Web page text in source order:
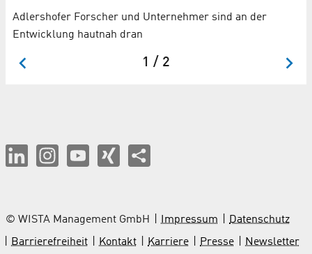
Adlershofer Forscher und Unternehmer sind an der
Entwicklung hautnah dran
1 / 2
© WISTA Management GmbH Impressum
Datenschutz
Barrierefreiheit
Kontakt Karriere Presse Newsletter